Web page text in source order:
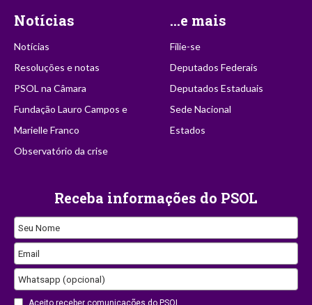
Notícias
Notícias
Resoluções e notas
PSOL na Câmara
Fundação Lauro Campos e
Marielle Franco
Observatório da crise
...e mais
Filie-se
Deputados Federais
Deputados Estaduais
Sede Nacional
Estados
Receba informações do PSOL
Seu Nome
Email
Whatsapp (opcional)